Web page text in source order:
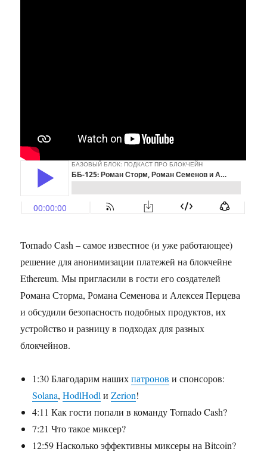
Tornado Cash – самое известное (и уже работающее)
решение для анонимизации платежей на блокчейне
Ethereum. Мы пригласили в гости его создателей
Романа Сторма, Романа Семенова и Алексея Перцева
и обсудили безопасность подобных продуктов, их
устройство и разницу в подходах для разных
блокчейнов.
1:30 Благодарим наших патронов и спонсоров:
Solana, HodlHodl и Zerion!
4:11 Как гости попали в команду Tornado Cash?
7:21 Что такое миксер?
12:59 Насколько эффективны миксеры на Bitcoin?